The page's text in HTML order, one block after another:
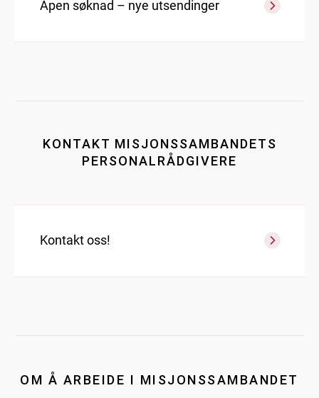
Åpen søknad – nye utsendinger
KONTAKT MISJONSSAMBANDETS
PERSONALRÅDGIVERE
Kontakt oss!
OM Å ARBEIDE I MISJONSSAMBANDET